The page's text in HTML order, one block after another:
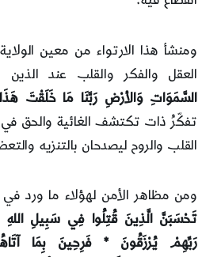
ومنشأ هذا الارتواء من معين
العقل والفكر والقلب عند الذين
السَّمَوَاتِ وَالأرْضِ رَبَّنَا مَا خَلَقْتَ
تفكّرُ ذات تكتشف الغائية والحق
القلب والروح ليصدحان بالتنزيه
ومن مظاهر الأمن لهؤلاء ما ورد
تَحْسَبَنَّ الَّذِينَ قُتِلُوا فِي سَبِيلِ اللهِ
رَبِّهِمْ يُرْزَقُونَ * فَرِحِينَ بِمَا